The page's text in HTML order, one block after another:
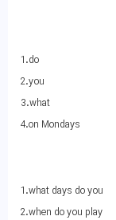
1.do
2.you
3.what
4.on Mondays
1.what days do
2.when do you